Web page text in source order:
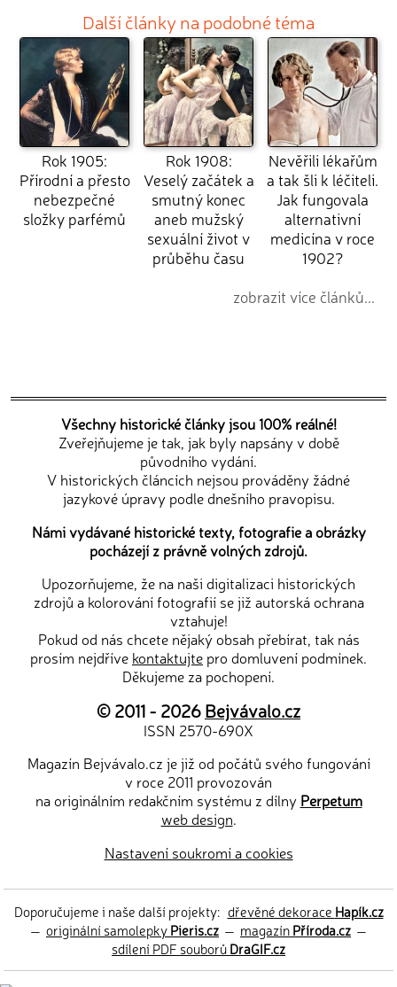
Další články na podobné téma
Rok 1905:
Přírodní a přesto
nebezpečné
složky parfémů
Rok 1908:
Veselý začátek a
smutný konec
aneb mužský
sexuální život v
průběhu času
Nevěřili lékařům
a tak šli k léčiteli.
Jak fungovala
alternativní
medicína v roce
1902?
zobrazit více článků...
Všechny historické články jsou 100% reálné!
Zveřejňujeme je tak, jak byly napsány v době
původního vydání.
V historických článcích nejsou prováděny žádné
jazykové úpravy podle dnešního pravopisu.
Námi vydávané historické texty, fotografie a obrázky
pocházejí z právně volných zdrojů.
Upozorňujeme, že na naši digitalizaci historických
zdrojů a kolorování fotografií se již autorská ochrana
vztahuje!
Pokud od nás chcete nějaký obsah přebírat, tak nás
prosím nejdříve kontaktujte pro domluvení podmínek.
Děkujeme za pochopení.
© 2011 - 2026Bejvávalo.cz
ISSN 2570-690X
Magazín Bejvávalo.cz je již od počátů svého fungování
v roce 2011 provozován
na originálním redakčním systému z dílny Perpetum
web design.
Nastavení soukromí a cookies
Doporučujeme i naše další projekty: dřevěné dekorace Hapík.cz
— originální samolepkyPieris.cz — magazínPříroda.cz —
sdílení PDF souborůDraGIF.cz